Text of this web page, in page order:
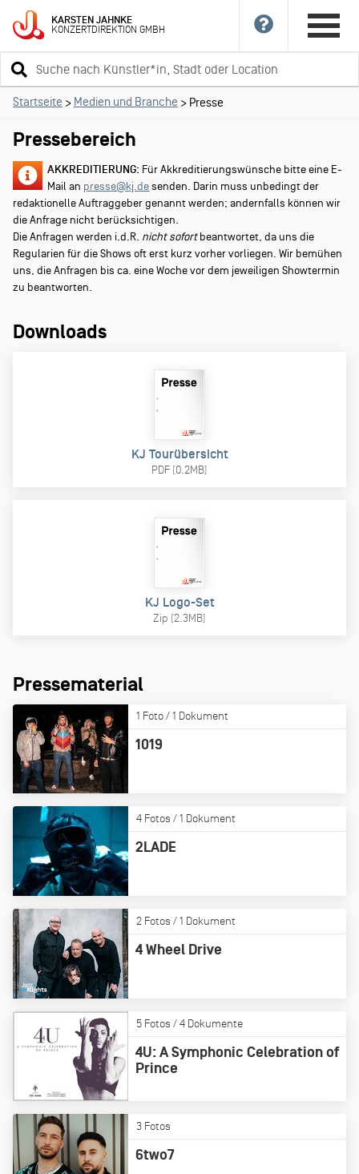
KARSTENJAHNKE
KONZERTDIREKTIONGMBH
Suchbegriff
eingeben
Startseite > Medien und Branche > Presse
Pressebereich
AKKREDITIERUNG: Für Akkreditierungswünsche bitte eine E-
Mail an presse@kj.de senden. Darin muss unbedingt der
redaktionelle Auftraggeber genannt werden; andernfalls können wir
die Anfrage nicht berücksichtigen.
Die Anfragen werden i.d.R. nicht sofortbeantwortet, da uns die
Regularien für die Shows oft erst kurz vorher vorliegen. Wir bemühen
uns, die Anfragen bis ca. eine Woche vor dem jeweiligen Showtermin
zu beantworten.
Downloads
KJ Tourübersicht
PDF (0.2MB)
KJ Logo-Set
Zip (2.3MB)
Pressematerial
1 Foto / 1 Dokument
1019
4 Fotos / 1 Dokument
2LADE
2 Fotos / 1 Dokument
4 Wheel Drive
5 Fotos / 4 Dokumente
4U: A Symphonic Celebration of
Prince
3 Fotos
6two7